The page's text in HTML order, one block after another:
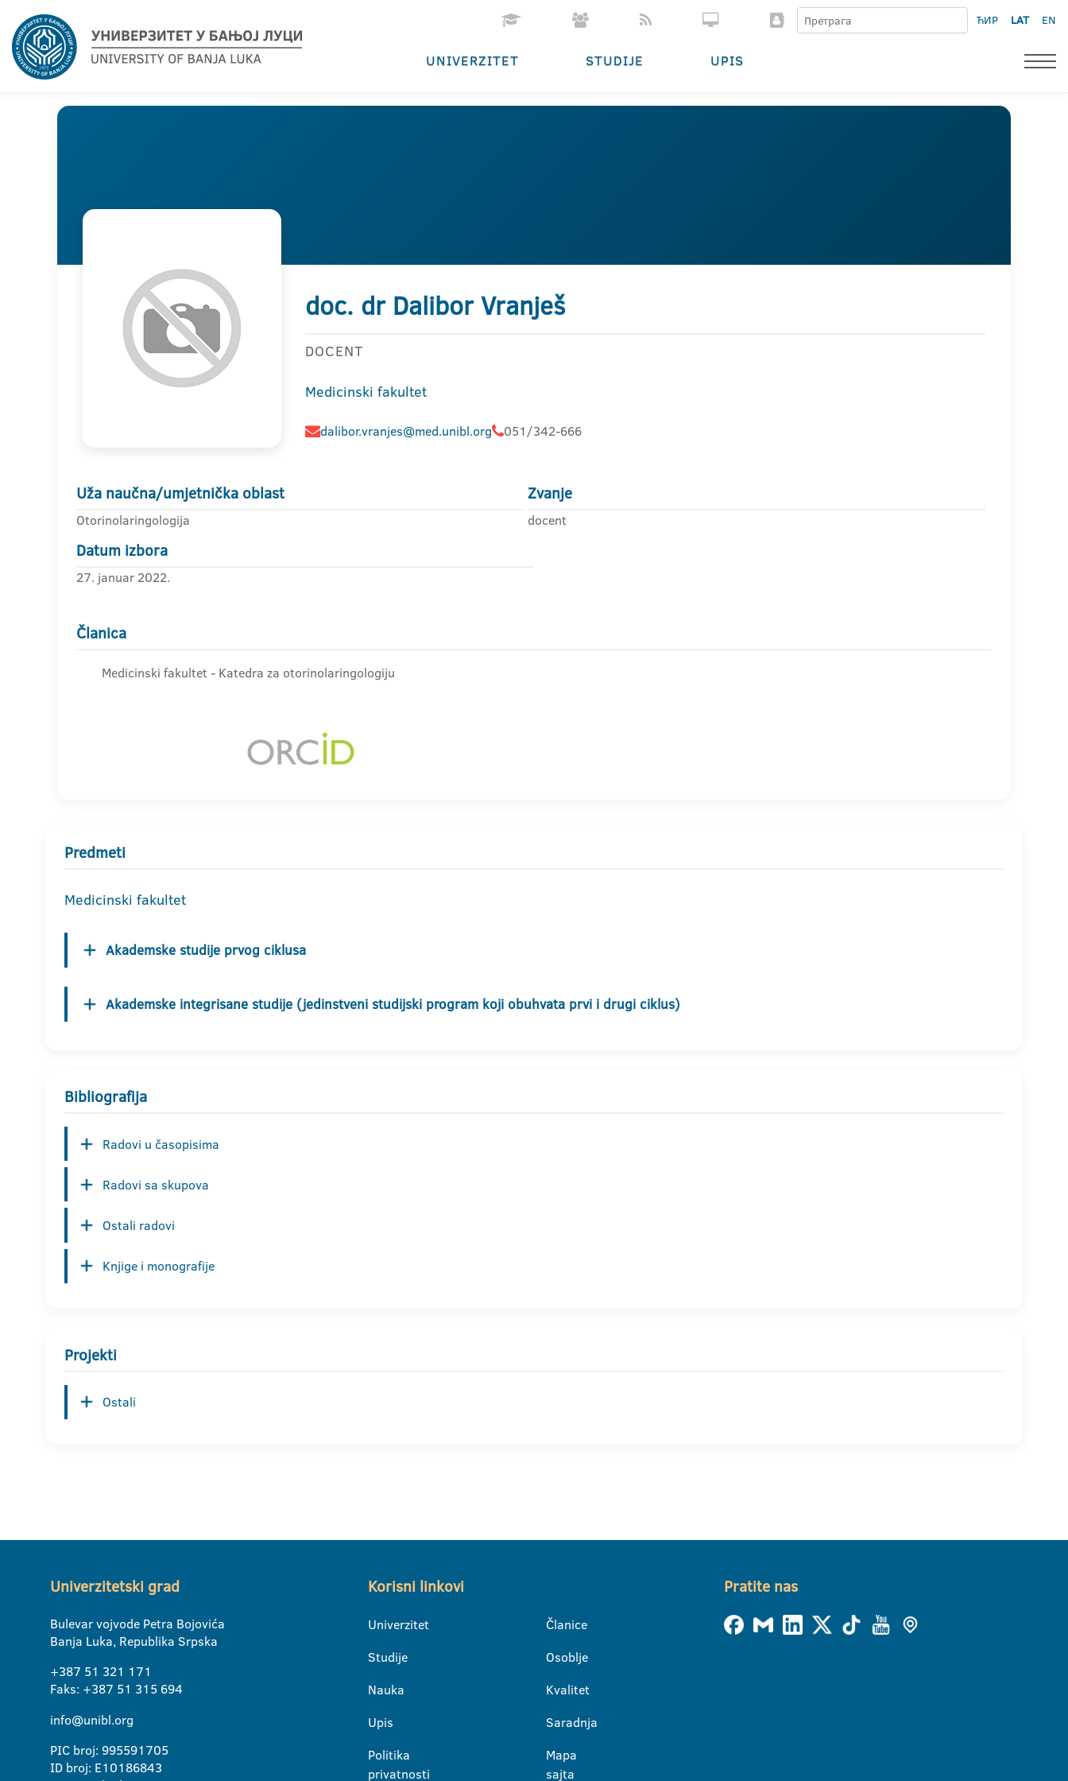
ЋИР LAT EN
UNIVERZITET STUDIJE UPIS
doc. dr Dalibor Vranješ
DOCENT
Medicinski fakultet
dalibor.vranjes@med.unibl.org 051/342-666
Uža naučna/umjetnička oblast
Otorinolaringologija
Zvanje
docent
Datum izbora
27. januar 2022.
Članica
Medicinski fakultet - Katedra za otorinolaringologiju
Predmeti
Medicinski fakultet
Akademske studije prvog ciklusa
Akademske integrisane studije (jedinstveni studijski program koji obuhvata prvi i drugi ciklus)
Bibliografija
Radovi u časopisima
Radovi sa skupova
Ostali radovi
Knjige i monografije
Projekti
Ostali
Univerzitetski grad
Bulevar vojvode Petra Bojovića
Banja Luka, Republika Srpska
+387 51 321 171
Faks: +387 51 315 694
info@unibl.org
PIC broj: 995591705
ID broj: E10186843
Korisni linkovi
Univerzitet
Studije
Nauka
Upis
Politika
privatnosti
Članice
Osoblje
Kvalitet
Saradnja
Mapa
sajta
Pratite nas